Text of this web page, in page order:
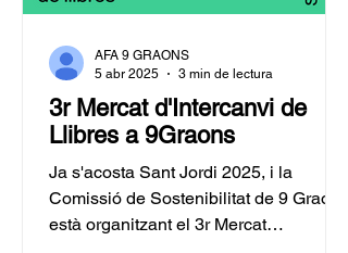
3r Mercat d'Intercanvi de
Llibres a 9Graons
Ja s'acosta Sant Jordi 2025, i la
Comissió de Sostenibilitat de 9 Graons
està organitzant el 3r Mercat
AFA 9 GRAONS
5 abr 2025
3 min de lectura